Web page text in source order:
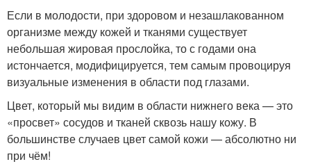
Если в молодости, при здоровом и незашлакованном
организме между кожей и тканями существует
небольшая жировая прослойка, то с годами она
истончается, модифицируется, тем самым провоцируя
визуальные изменения в области под глазами.
Цвет, который мы видим в области нижнего века — это
«просвет» сосудов и тканей сквозь нашу кожу. В
большинстве случаев цвет самой кожи — абсолютно ни
при чём!